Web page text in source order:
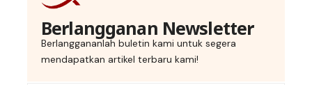
Berlangganan Newsletter
Berlanggananlah buletin kami untuk segera
mendapatkan artikel terbaru kami!